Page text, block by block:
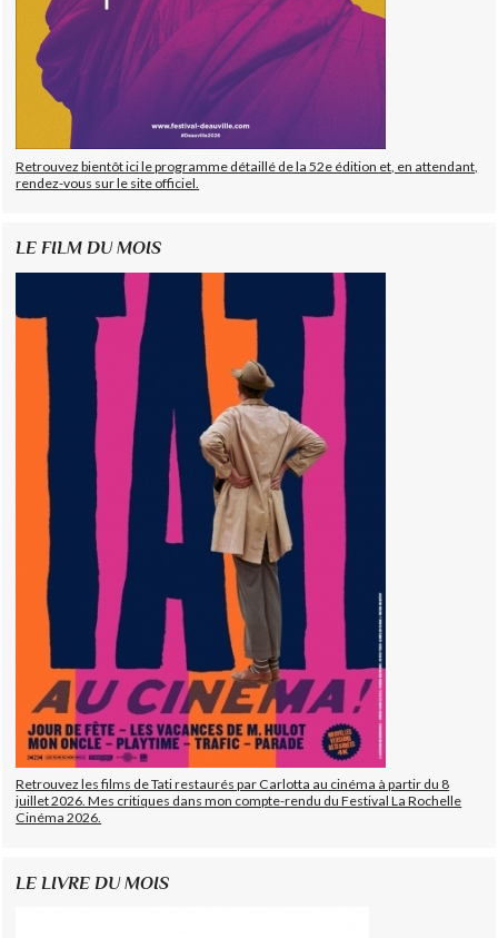
Retrouvez bientôt ici le programme détaillé de la 52e édition et, en attendant,
rendez-vous sur le site officiel.
LE FILM DU MOIS
Retrouvez les films de Tati restaurés par Carlotta au cinéma à partir du 8
juillet 2026. Mes critiques dans mon compte-rendu du Festival La Rochelle
Cinéma 2026.
LE LIVRE DU MOIS